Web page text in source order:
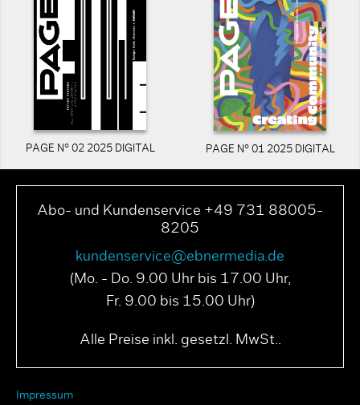
PAGE N° 02 2025 DIGITAL PAGE N° 01 2025 DIGITAL
Abo- und Kundenservice +49 731 88005-
8205
kundenservice@ebnermedia.de
(Mo. - Do. 9.00 Uhr bis 17.00 Uhr,
Fr. 9.00 bis 15.00 Uhr)
Alle Preise inkl. gesetzl. MwSt..
Impressum